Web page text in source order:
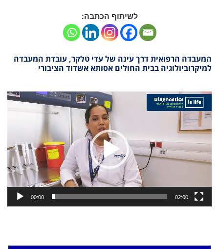
לשיתוף הכתבה:
המעבדה הרפואית דרך עינה של עדי טלקר, עובדת המעבדה
למיקרוביולוגיה בבית החולים אסותא אשדוד הציבורי
נגן
וידאו
00:00 02:00